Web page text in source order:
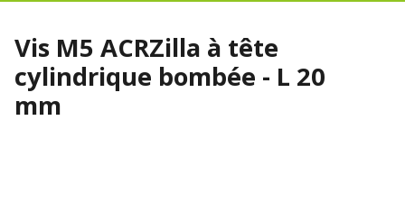
Vis M5 ACRZilla à tête
cylindrique bombée - L 20
mm